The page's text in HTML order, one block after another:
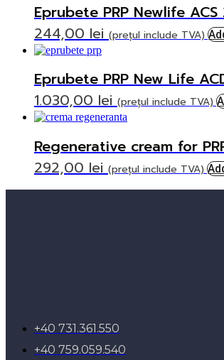
Eprubete PRP Newlife
244,00 lei (prețul include TVA)
Eprubete PRP New Life
1.030,00lei (prețul include TVA)
Regenerative cream for
292,00 lei (prețul include TVA)
+40 731.361.550
+40 759.059.540